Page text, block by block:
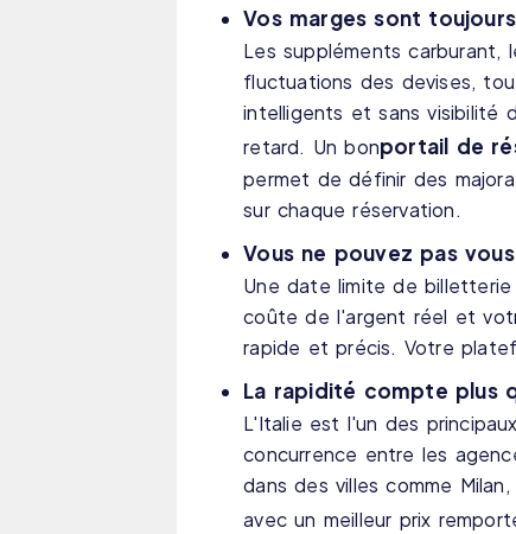
Vos marges sont
Les suppléments carburant,
fluctuations des devises,
intelligents et sans visibilité
retard. Un bonportail de
permet de définir des
sur chaque réservation.
Vous ne pouvez pas
Une date limite de
coûte de l'argent réel et
rapide et précis. Votre
La rapidité compte plus
L'Italie est l'un des
concurrence entre les
dans des villes comme
avec un meilleur prix